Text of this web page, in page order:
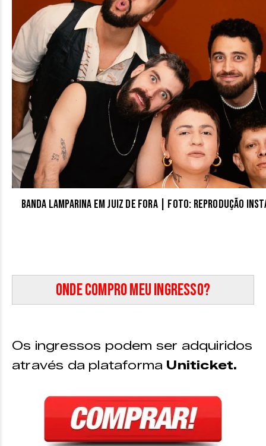
Banda Lamparina em Juiz de Fora | Foto: Reprodução
Onde compro meu ingresso?
Os ingressos podem ser adquiridos
através da plataforma Uniticket.